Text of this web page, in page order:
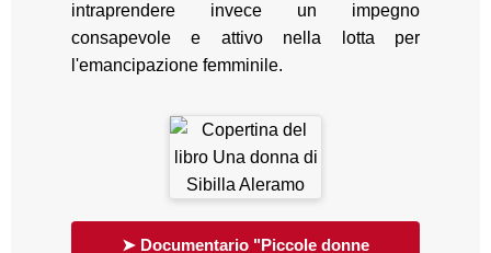
intraprendere invece un impegno
consapevole e attivo nella lotta per
l'emancipazione femminile.
➤ Documentario "Piccole donne